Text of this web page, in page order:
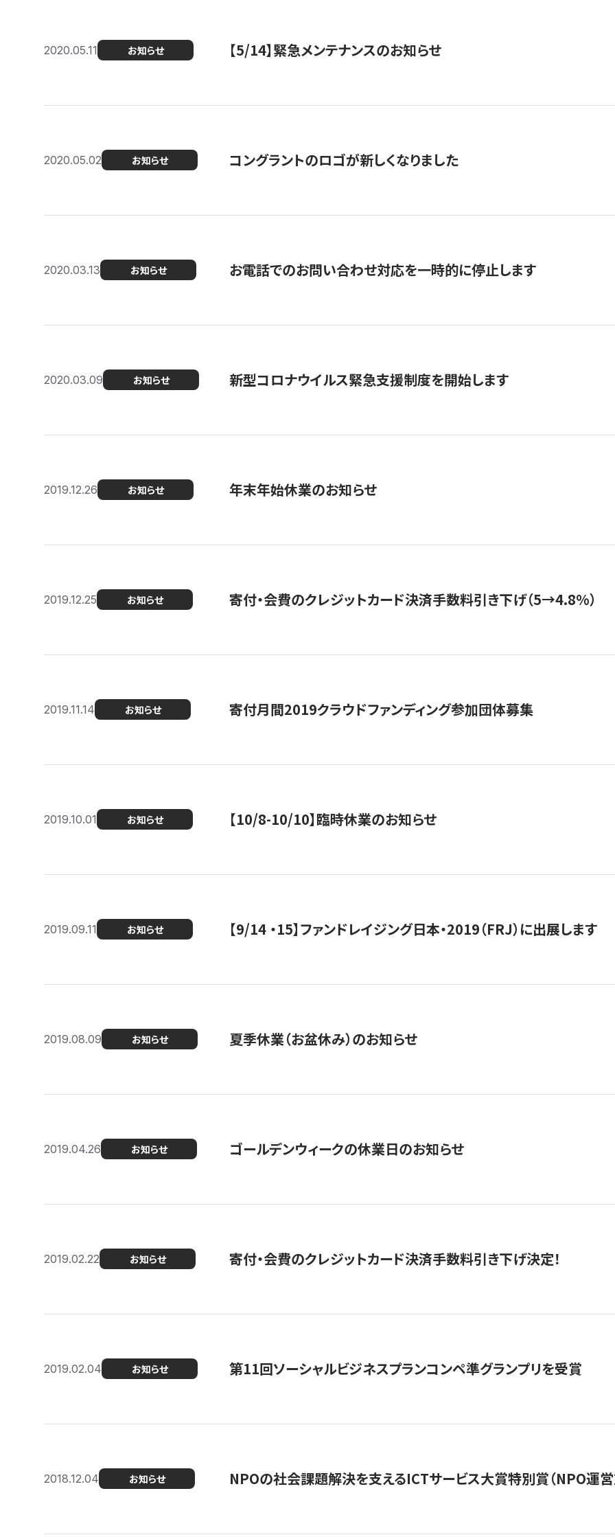
2020.05.11 お知らせ 【5/14】緊急メンテナンスのお知らせ
2020.05.02 お知らせ コングラントのロゴが新しくなりました
2020.03.13 お知らせ お電話でのお問い合わせ対応を一時的に停止します
2020.03.09 お知らせ 新型コロナウイルス緊急支援制度を開始します
2019.12.26 お知らせ 年末年始休業のお知らせ
2019.12.25 お知らせ 寄付・会費のクレジットカード決済手数料引き下げ（5→4.8%）
2019.11.14 お知らせ 寄付月間2019クラウドファンディング参加団体募集
2019.10.01 お知らせ 【10/8-10/10】臨時休業のお知らせ
2019.09.11 お知らせ 【9/14 ・15】ファンドレイジング日本・2019（FRJ）に出展します
2019.08.09 お知らせ 夏季休業（お盆休み）のお知らせ
2019.04.26 お知らせ ゴールデンウィークの休業日のお知らせ
2019.02.22 お知らせ 寄付・会費のクレジットカード決済手数料引き下げ決定！
2019.02.04 お知らせ 第11回ソーシャルビジネスプランコンペ準グランプリを受賞
2018.12.04 お知らせ NPOの社会課題解決を支えるICTサービス大賞特別賞（NPO運